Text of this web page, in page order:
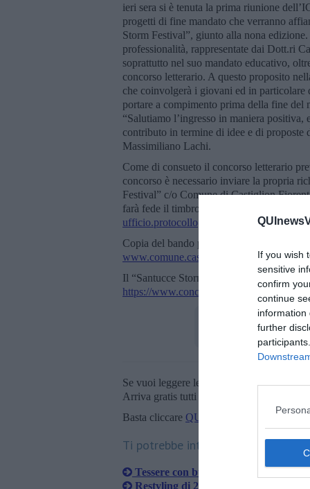
If you wish
sensitive
confirm
continue
information
further
ieri sera si è tenuta la prima riunione
progetti di fine mandato che verranno
Storm Festival”, giunto alla nona
professionalità, rappresentate dai Dott.ri
soprattutto nel suo mandato educativo,
concorso letterario. A questo proposito
che coinvolgerà i giovani ed in
portare a compimento prima della fine
“Salutiamo l’ingresso in maniera
contributo in termine di idee e di proposte
Massimiliano Lachi.
Come di consueto il concorso letterario
concorso è necessario inviare la propria
Festival” c/o Comune di Castiglion
farà fede il timbro postale di spedizione, o
Copia del bando può essere visionata e
www.comune.castiglionfiorentino.ar.it
Il “Santucce Storm Festival” è promosso
https://www.concorsiletterari.net/bandi/
Se vuoi leggere le notizie principali della
Arriva gratis tutti i giorni alle 20:00
Basta cliccare QUI
Ti potrebbe interessare anche:
Tessere con buoni spesa per i più
Restyling di 29 appartamenti per